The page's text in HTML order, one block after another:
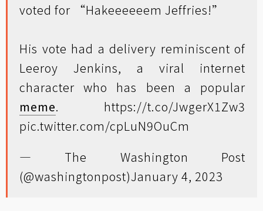
voted for “Hakeeeeeem Jeffries!”
His vote had a delivery reminiscent of
Leeroy Jenkins, a viral internet
character who has been a popular
meme. https://t.co/JwgerX1Zw3
pic.twitter.com/cpLuN9OuCm
— The Washington Post
(@washingtonpost)January 4, 2023